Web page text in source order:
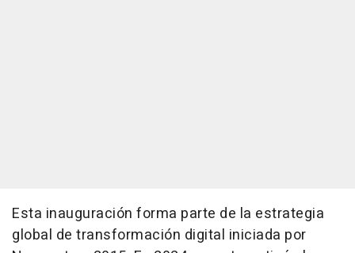
Esta inauguración forma parte de la estrategia
global de transformación digital iniciada por